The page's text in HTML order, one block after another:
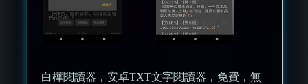
白樺閱讀器，安卓TXT文字閱讀器，免費，無